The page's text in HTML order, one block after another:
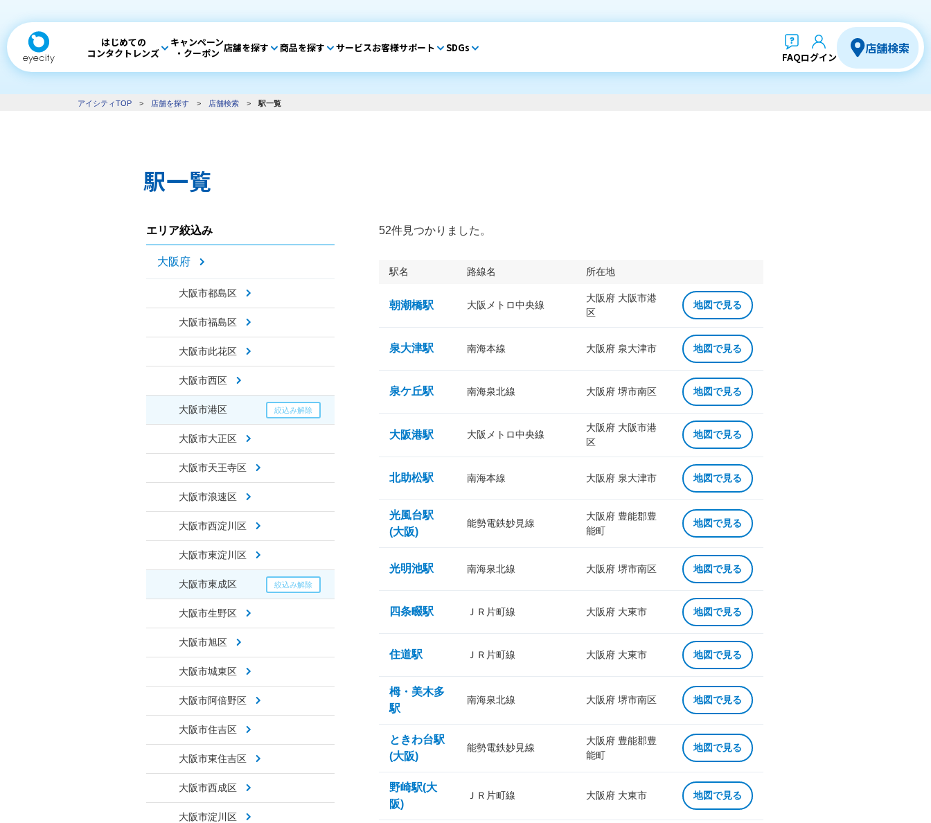
はじめての
コンタクトレンズ
キャンペーン
・クーポン 店舗を探す 商品を探す サービスお客様サポート SDGs
FAQログイン
店舗検索
アイシティTOP > 店舗を探す > 店舗検索 > 駅一覧
駅一覧
エリア絞込み
大阪府
大阪市都島区
大阪市福島区
大阪市此花区
大阪市西区
大阪市港区
大阪市大正区
大阪市天王寺区
大阪市浪速区
大阪市西淀川区
大阪市東淀川区
大阪市東成区
大阪市生野区
大阪市旭区
大阪市城東区
大阪市阿倍野区
大阪市住吉区
大阪市東住吉区
大阪市西成区
大阪市淀川区
52件見つかりました。
駅名 路線名 所在地
朝潮橋駅 大阪メトロ中央線
大阪府 大阪市港
区
地図で見る
泉大津駅 南海本線 大阪府 泉大津市 地図で見る
泉ケ丘駅 南海泉北線 大阪府 堺市南区 地図で見る
大阪港駅 大阪メトロ中央線
大阪府 大阪市港
区
地図で見る
北助松駅 南海本線 大阪府 泉大津市 地図で見る
光風台駅
(大阪)
能勢電鉄妙見線
大阪府 豊能郡豊
能町
地図で見る
光明池駅 南海泉北線 大阪府 堺市南区 地図で見る
四条畷駅 ＪＲ片町線 大阪府 大東市 地図で見る
住道駅 ＪＲ片町線 大阪府 大東市 地図で見る
栂・美木多
駅
南海泉北線 大阪府 堺市南区 地図で見る
ときわ台駅
(大阪)
能勢電鉄妙見線
大阪府 豊能郡豊
能町
地図で見る
野崎駅(大
阪)
ＪＲ片町線 大阪府 大東市 地図で見る